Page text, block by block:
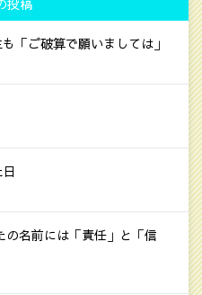
投稿
「ご破算で願いましては」
の名前には「責任」と「信